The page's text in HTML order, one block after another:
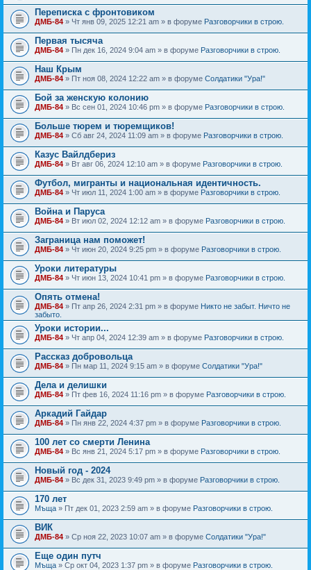
Переписка с фронтовиком
ДМБ-84 » Чт янв 09, 2025 12:21 am » в форуме Разговорчики в строю.
Первая тысяча
ДМБ-84 » Пн дек 16, 2024 9:04 am » в форуме Разговорчики в строю.
Наш Крым
ДМБ-84 » Пт ноя 08, 2024 12:22 am » в форуме Солдатики "Ура!"
Бой за женскую колонию
ДМБ-84 » Вс сен 01, 2024 10:46 pm » в форуме Разговорчики в строю.
Больше тюрем и тюремщиков!
ДМБ-84 » Сб авг 24, 2024 11:09 am » в форуме Разговорчики в строю.
Казус Вайлдбериз
ДМБ-84 » Вт авг 06, 2024 12:10 am » в форуме Разговорчики в строю.
Футбол, мигранты и национальная идентичность.
ДМБ-84 » Чт июл 11, 2024 1:00 am » в форуме Разговорчики в строю.
Война и Паруса
ДМБ-84 » Вт июл 02, 2024 12:12 am » в форуме Разговорчики в строю.
Заграница нам поможет!
ДМБ-84 » Чт июн 20, 2024 9:25 pm » в форуме Разговорчики в строю.
Уроки литературы
ДМБ-84 » Чт июн 13, 2024 10:41 pm » в форуме Разговорчики в строю.
Опять отмена!
ДМБ-84 » Пт апр 26, 2024 2:31 pm » в форуме Никто не забыт. Ничто не
забыто.
Уроки истории...
ДМБ-84 » Чт апр 04, 2024 12:39 am » в форуме Разговорчики в строю.
Рассказ добровольца
ДМБ-84 » Пн мар 11, 2024 9:15 am » в форуме Солдатики "Ура!"
Дела и делишки
ДМБ-84 » Пт фев 16, 2024 11:16 pm » в форуме Разговорчики в строю.
Аркадий Гайдар
ДМБ-84 » Пн янв 22, 2024 4:37 pm » в форуме Разговорчики в строю.
100 лет со смерти Ленина
ДМБ-84 » Вс янв 21, 2024 5:17 pm » в форуме Разговорчики в строю.
Новый год - 2024
ДМБ-84 » Вс дек 31, 2023 9:49 pm » в форуме Разговорчики в строю.
170 лет
Мъща » Пт дек 01, 2023 2:59 am » в форуме Разговорчики в строю.
ВИК
ДМБ-84 » Ср ноя 22, 2023 10:07 am » в форуме Солдатики "Ура!"
Еще один путч
Мъща » Ср окт 04, 2023 1:37 pm » в форуме Разговорчики в строю.